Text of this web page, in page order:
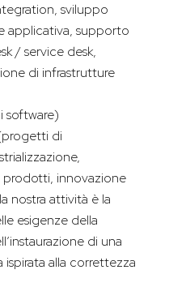
sviluppo
applicativa, supporto
/ service desk,
di infrastrutture
software)
di
innovazione
nostra attività è la
esigenze della
di una
alla correttezza